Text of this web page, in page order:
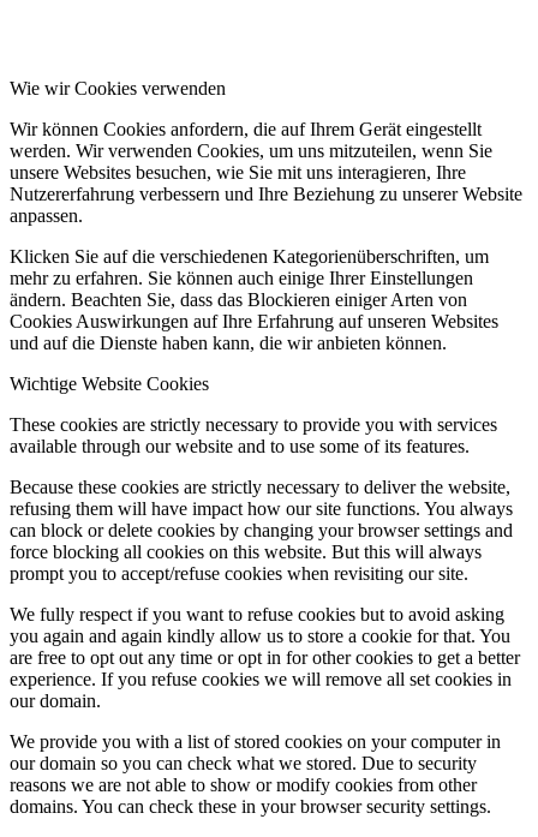
Wie wir Cookies verwenden
Wir können Cookies anfordern, die auf Ihrem Gerät eingestellt
werden. Wir verwenden Cookies, um uns mitzuteilen, wenn Sie
unsere Websites besuchen, wie Sie mit uns interagieren, Ihre
Nutzererfahrung verbessern und Ihre Beziehung zu unserer Website
anpassen.
Klicken Sie auf die verschiedenen Kategorienüberschriften, um
mehr zu erfahren. Sie können auch einige Ihrer Einstellungen
ändern. Beachten Sie, dass das Blockieren einiger Arten von
Cookies Auswirkungen auf Ihre Erfahrung auf unseren Websites
und auf die Dienste haben kann, die wir anbieten können.
Wichtige Website Cookies
These cookies are strictly necessary to provide you with services
available through our website and to use some of its features.
Because these cookies are strictly necessary to deliver the website,
refusing them will have impact how our site functions. You always
can block or delete cookies by changing your browser settings and
force blocking all cookies on this website. But this will always
prompt you to accept/refuse cookies when revisiting our site.
We fully respect if you want to refuse cookies but to avoid asking
you again and again kindly allow us to store a cookie for that. You
are free to opt out any time or opt in for other cookies to get a better
experience. If you refuse cookies we will remove all set cookies in
our domain.
We provide you with a list of stored cookies on your computer in
our domain so you can check what we stored. Due to security
reasons we are not able to show or modify cookies from other
domains. You can check these in your browser security settings.